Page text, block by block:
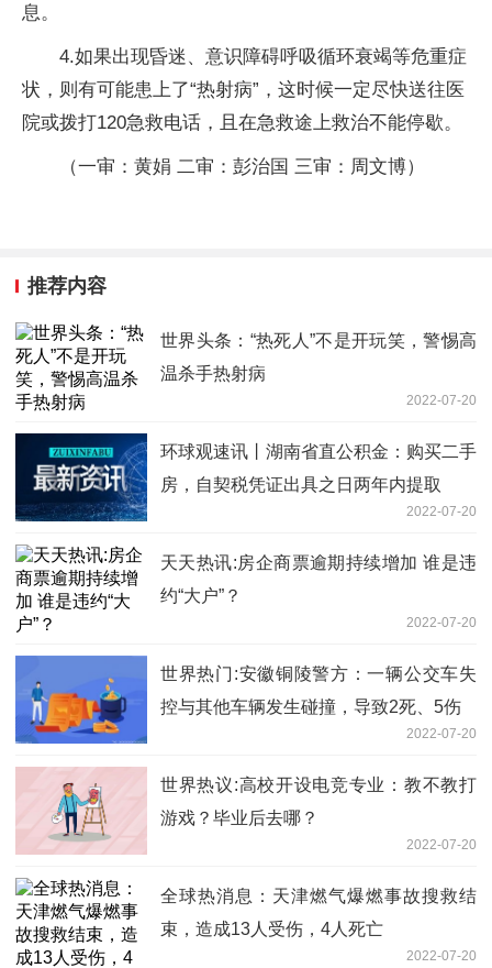
息。
4.如果出现昏迷、意识障碍呼吸循环衰竭等危重症
状，则有可能患上了“热射病”，这时候一定尽快送往医
院或拨打120急救电话，且在急救途上救治不能停歇。
（一审：黄娟 二审：彭治国 三审：周文博）
推荐内容
世界头条：“热死人”不是开玩笑，警惕高
温杀手热射病
2022-07-20
环球观速讯丨湖南省直公积金：购买二手
房，自契税凭证出具之日两年内提取
2022-07-20
天天热讯:房企商票逾期持续增加 谁是违
约“大户”？
2022-07-20
世界热门:安徽铜陵警方：一辆公交车失
控与其他车辆发生碰撞，导致2死、5伤
2022-07-20
世界热议:高校开设电竞专业：教不教打
游戏？毕业后去哪？
2022-07-20
全球热消息：天津燃气爆燃事故搜救结
束，造成13人受伤，4人死亡
2022-07-20